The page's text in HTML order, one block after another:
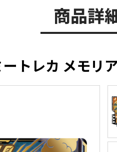
商品詳
トレカ メモリ